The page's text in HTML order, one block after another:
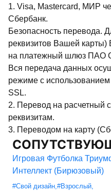
1. Visa, Mastercard, МИР
Сбербанк.
Безопасность перевода.
реквизитов Вашей
на платежный шлюз ПАО
Вся передача данных
режиме с
SSL.
2. Перевод на расчетный
реквизитам.
3. Переводом на карту
Игровая Футболка
Интеллект (Бирюзовый)
#Свой дизайн,#Взрослый,